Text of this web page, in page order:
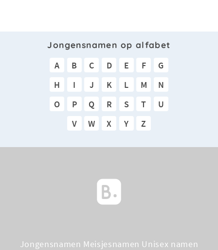
Jongensnamen op alfabet
A B C D E F
G
H
I J K L M
N
O
P Q R S T
U
V
W X Y Z
Jongensnamen Meisjesnamen Unisex namen